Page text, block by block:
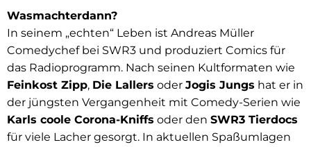
Wasmachterdann?
In seinem „echten“ Leben ist Andreas Müller
Comedychef bei SWR3 und produziert Comics für
das Radioprogramm. Nach seinen Kultformaten wie
Feinkost Zipp, Die Lallers oder Jogis Jungs hat er in
der jüngsten Vergangenheit mit Comedy-Serien wie
Karls coole Corona-Kniffs oder den SWR3 Tierdocs
für viele Lacher gesorgt. In aktuellen Spaßumlagen